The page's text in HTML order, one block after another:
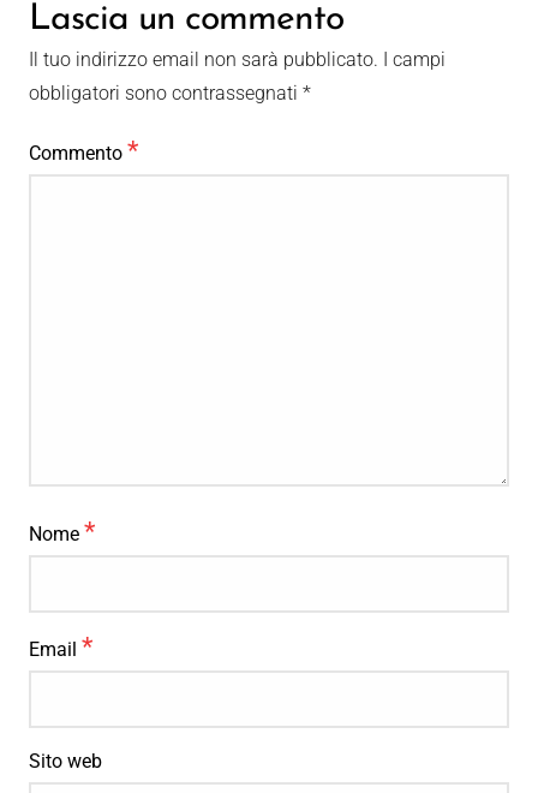
Lascia un commento
Il tuo indirizzo email non sarà pubblicato. I campi
obbligatori sono contrassegnati *
Commento *
Nome *
Email *
Sito web